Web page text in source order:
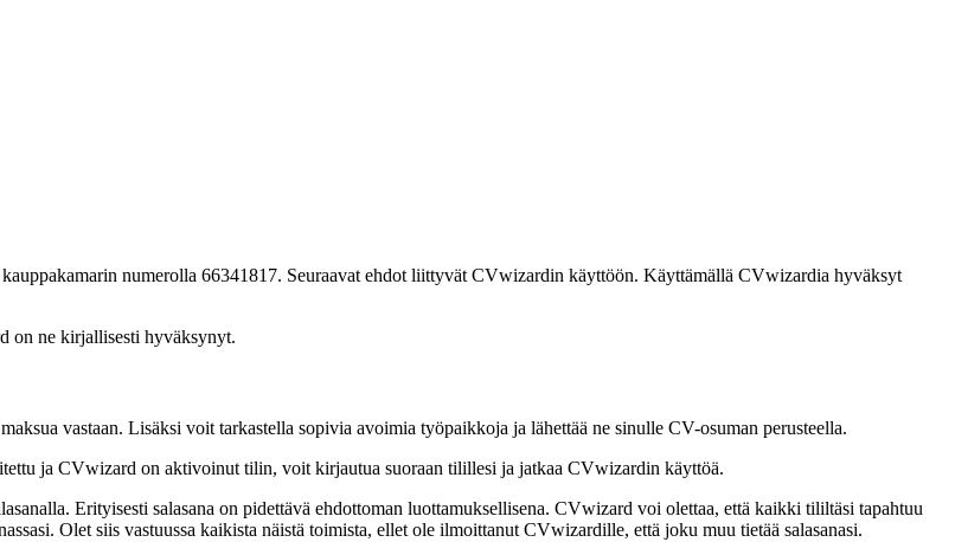
numerolla 66341817. Seuraavat ehdot liittyvät CVwizardin käyttöön. Käyttämällä CVwizardia hyväksyt
on ne kirjallisesti hyväksynyt.
vastaan. Lisäksi voit tarkastella sopivia avoimia työpaikkoja ja lähettää ne sinulle CV-osuman perusteella.
ja CVwizard on aktivoinut tilin, voit kirjautua suoraan tilillesi ja jatkaa CVwizardin käyttöä.
Erityisesti salasana on pidettävä ehdottoman luottamuksellisena. CVwizard voi olettaa, että kaikki tililtäsi tapahtuu
Olet siis vastuussa kaikista näistä toimista, ellet ole ilmoittanut CVwizardille, että joku muu tietää salasanasi.